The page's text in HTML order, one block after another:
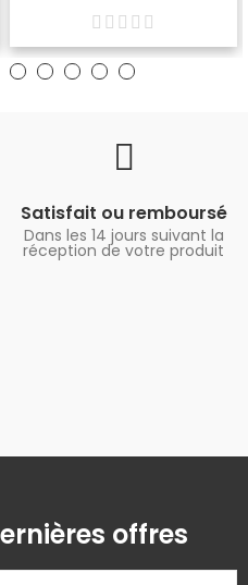
Satisfait ou remboursé
Dans les 14 jours suivant la
réception de votre produit
offres